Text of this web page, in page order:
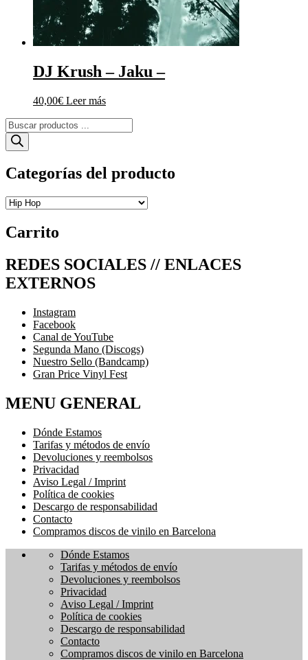
DJ Krush – Jaku –
40,00€ Leer más
Búsqueda
de
productos
Categorías del producto
Carrito
REDES SOCIALES // ENLACES
EXTERNOS
Instagram
Facebook
Canal de YouTube
Segunda Mano (Discogs)
Nuestro Sello (Bandcamp)
Gran Price Vinyl Fest
MENU GENERAL
Dónde Estamos
Tarifas y métodos de envío
Devoluciones y reembolsos
Privacidad
Aviso Legal / Imprint
Política de cookies
Descargo de responsabilidad
Contacto
Compramos discos de vinilo en Barcelona
Dónde Estamos
Tarifas y métodos de envío
Devoluciones y reembolsos
Privacidad
Aviso Legal / Imprint
Política de cookies
Descargo de responsabilidad
Contacto
Compramos discos de vinilo en Barcelona